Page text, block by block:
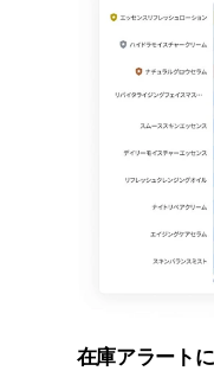
在庫アラート